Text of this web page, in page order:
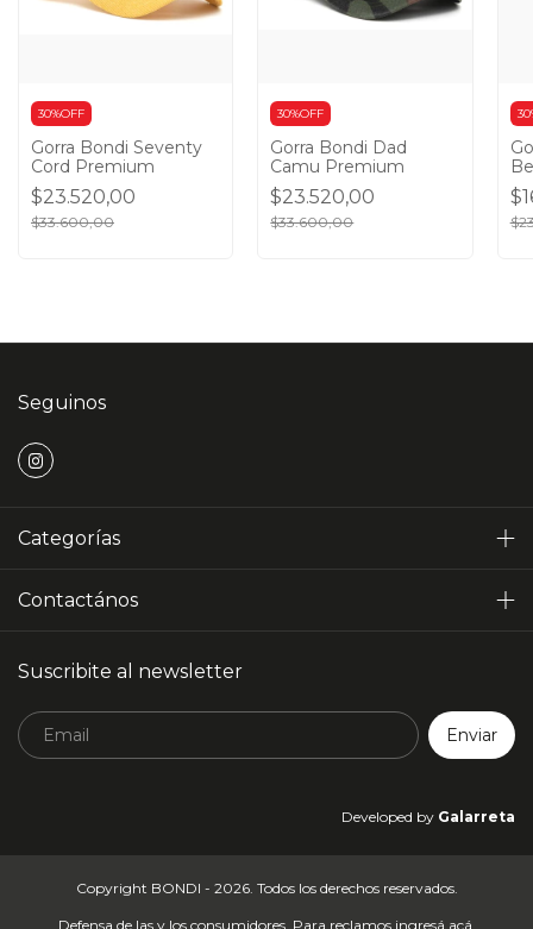
30%OFF
Gorra Bondi Seventy
Cord Premium
$23.520,00
$33.600,00
30%OFF
Gorra Bondi Dad
Camu Premium
$23.520,00
$33.600,00
Seguinos
Categorías
Contactános
Suscribite al newsletter
Developed by Galarreta
Copyright BONDI - 2026. Todos los derechos reservados.
Defensa de las y los consumidores. Para reclamos ingresá acá.